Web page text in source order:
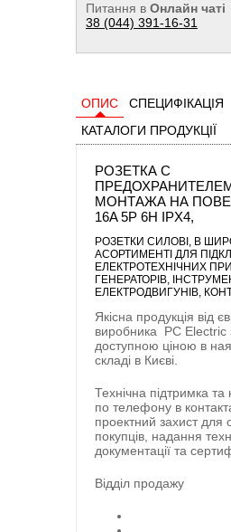
Питання в Онлайн чаті
38 (044) 391-16-31
ОПИС
СПЕЦИФІКАЦІЯ
КАТАЛОГИ ПРОДУКЦІЇ
РОЗЕТКА С
МОНТАЖА НА
16A 5P 6H IPX4,
РОЗЕТКИ СИЛОВІ , В
АСОРТИМЕНТІ ДЛЯ
ЕЛЕКТРОТЕХНІЧНИХ
ГЕНЕРАТОРІВ,
ЕЛЕКТРОДВИГУНІВ,
Якісна продукція від
виробника PC Electric
доступною ціною в
складі в Києві.
Технічна підтримка та
по телефону в
проектний захист для
покупців, надання
документації та
Відділ продажу